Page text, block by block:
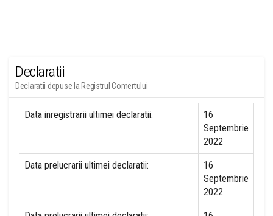
Declaratii
Declaratii depuse la Registrul Comertului
Data inregistrarii ultimei declaratii:
16
Septembrie
2022
Data prelucrarii ultimei declaratii:
16
Septembrie
2022